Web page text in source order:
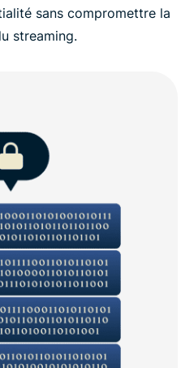
sans compromettre la
streaming.